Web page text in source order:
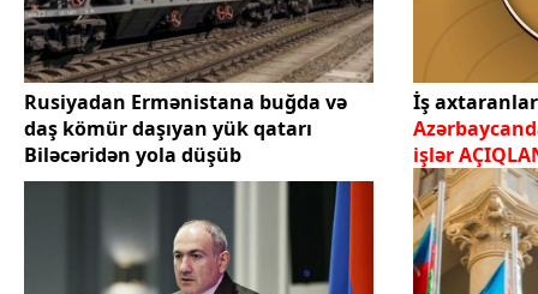
Rusiyadan Ermənistana buğda və
daş kömür daşıyan yük qatarı
Biləcəridən yola düşüb
İş
işlər